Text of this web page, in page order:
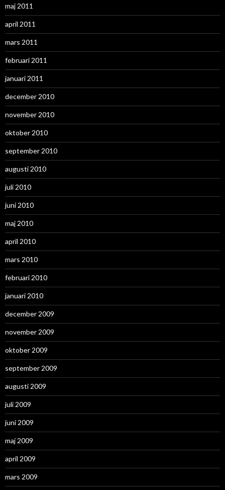
maj 2011
april 2011
mars 2011
februari 2011
januari 2011
december 2010
november 2010
oktober 2010
september 2010
augusti 2010
juli 2010
juni 2010
maj 2010
april 2010
mars 2010
februari 2010
januari 2010
december 2009
november 2009
oktober 2009
september 2009
augusti 2009
juli 2009
juni 2009
maj 2009
april 2009
mars 2009